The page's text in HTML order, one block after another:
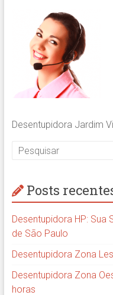
Desentupidora Jardim
Posts
Desentupidora HP: Sua
de São Paulo
Desentupidora Zona
Desentupidora Zona
horas